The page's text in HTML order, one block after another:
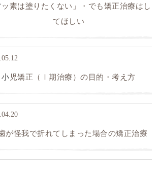
てほしい
小児矯正（Ⅰ期治療）の目的・考え方
歯が怪我で折れてしまった場合の矯正治療